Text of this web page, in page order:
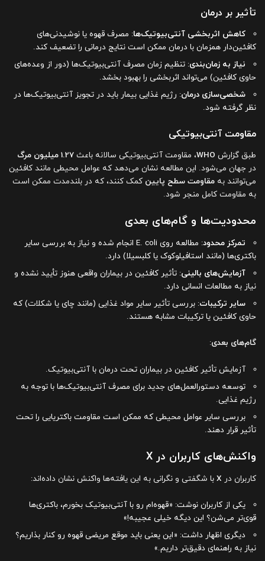
تأثیر بر درمان
کاهش اثربخشی آنتی‌بیوتیک‌ها: مصرف قهوه یا نوشیدنی‌های
کافئین‌دار همزمان با درمان ممکن است نتایج درمانی را تضعیف کند.
نیاز به زمان‌بندی: تنظیم زمان مصرف آنتی‌بیوتیک‌ها (دور از وعده‌های
حاوی کافئین) می‌تواند اثربخشی را بهبود بخشد.
شخصی‌سازی درمان: رژیم غذایی بیمار باید در تجویز آنتی‌بیوتیک‌ها در
نظر گرفته شود.
مقاومت آنتی‌بیوتیکی
طبق گزارش WHO، مقاومت آنتی‌بیوتیکی سالانه باعث 1.27 میلیون مرگ
در جهان می‌شود. این مطالعه نشان می‌دهد که عوامل محیطی مانند کافئین
می‌توانند به مقاومت سطح پایین کمک کنند، که در بلندمدت ممکن است
به مقاومت کامل منجر شود.
محدودیت‌ها و گام‌های بعدی
تمرکز محدود
: مطالعه روی E. coli انجام شده و نیاز به بررسی سایر
باکتری‌ها (مانند استافیلوکوک یا کلبسیلا) دارد.
آزمایش‌های بالینی: تأثیر کافئین در بیماران واقعی هنوز تأیید نشده و
نیاز به مطالعات انسانی دارد.
سایر ترکیبات: بررسی تأثیر سایر مواد غذایی (مانند چای یا شکلات) که
حاوی کافئین یا ترکیبات مشابه هستند.
گام‌های بعدی:
آزمایش تأثیر کافئین در بیماران تحت درمان با آنتی‌بیوتیک.
توسعه دستورالعمل‌های جدید برای مصرف آنتی‌بیوتیک‌ها با توجه به
رژیم غذایی.
بررسی سایر عوامل محیطی که ممکن است مقاومت باکتریایی را تحت
تأثیر قرار دهند.
واکنش‌های کاربران در X
کاربران در X با شگفتی و نگرانی به این یافته‌ها واکنش نشان داده‌اند:
یکی از کاربران نوشت: «قهوه‌ام رو با آنتی‌بیوتیک بخورم، باکتری‌ها
قوی‌تر می‌شن؟ این دیگه خیلی عجیبه!»
دیگری اظهار داشت: «این یعنی باید موقع مریضی قهوه رو کنار بذاریم؟
نیاز به راهنمای دقیق‌تر داریم.»